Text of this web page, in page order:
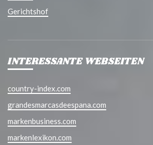
Gerichtshof
INTERESSANTE WEBSEITEN
country-index.com
grandesmarcasdeespana.com
markenbusiness.com
markenlexikon.com